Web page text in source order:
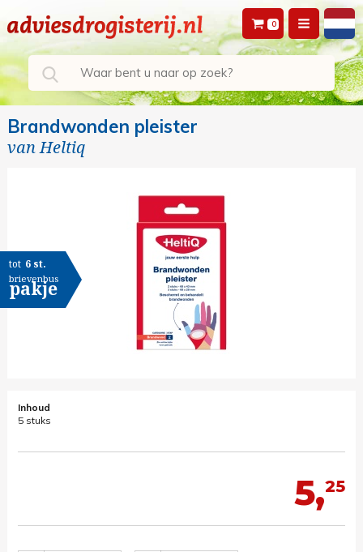
0
Brandwonden pleister
vanHeltiq
tot 6 st.
brievenbus
pakje
Inhoud
5 stuks
5,25